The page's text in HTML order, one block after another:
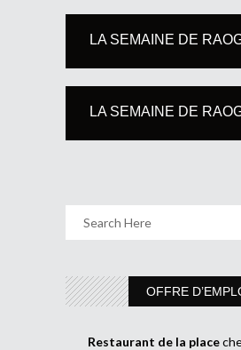
LA SEMAINE DE
LA SEMAINE DE
OFFRE
Restaurant de la place